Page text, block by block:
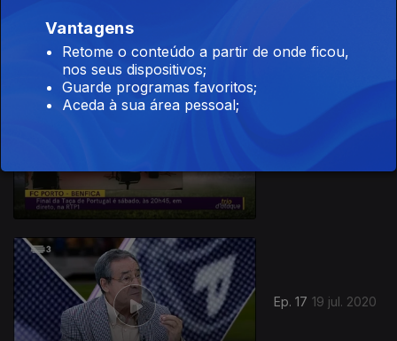
Ep. 17 19 jul. 2020
Vantagens
Retome o conteúdo a partir de onde ficou,
nos seus dispositivos;
Guarde programas favoritos;
Aceda à sua área pessoal;